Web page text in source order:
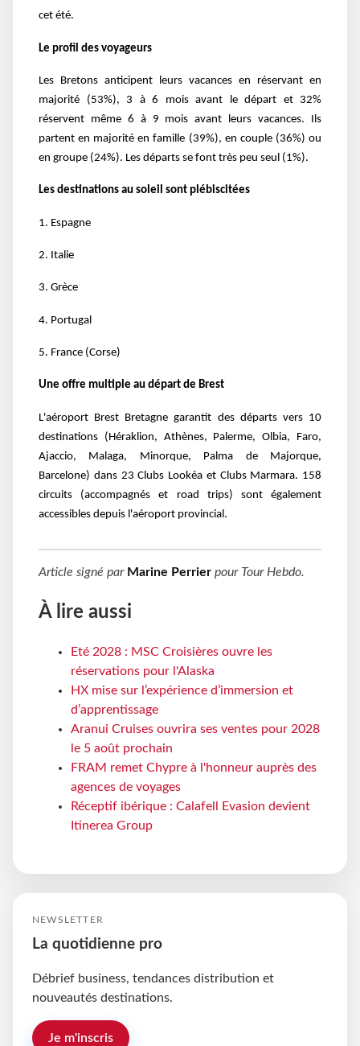
cet été.
Le profil des voyageurs
Les Bretons anticipent leurs vacances en réservant en
majorité (53%), 3 à 6 mois avant le départ et 32%
réservent même 6 à 9 mois avant leurs vacances. Ils
partent en majorité en famille (39%), en couple (36%) ou
en groupe (24%). Les départs se font très peu seul (1%).
Les destinations au soleil sont plébiscitées
1. Espagne
2. Italie
3. Grèce
4. Portugal
5. France (Corse)
Une offre multiple au départ de Brest
L'aéroport Brest Bretagne garantit des départs vers 10
destinations (Héraklion, Athènes, Palerme, Olbia, Faro,
Ajaccio, Malaga, Minorque, Palma de Majorque,
Barcelone) dans 23 Clubs Lookéa et Clubs Marmara. 158
circuits (accompagnés et road trips) sont également
accessibles depuis l'aéroport provincial.
Article signé par Marine Perrier pour Tour Hebdo.
À lire aussi
Eté 2028 : MSC Croisières ouvre les
réservations pour l'Alaska
HX mise sur l’expérience d’immersion et
d’apprentissage
Aranui Cruises ouvrira ses ventes pour 2028
le 5 août prochain
FRAM remet Chypre à l'honneur auprès des
agences de voyages
Réceptif ibérique : Calafell Evasion devient
Itinerea Group
NEWSLETTER
La quotidienne pro
Débrief business, tendances distribution et
nouveautés destinations.
Je m'inscris